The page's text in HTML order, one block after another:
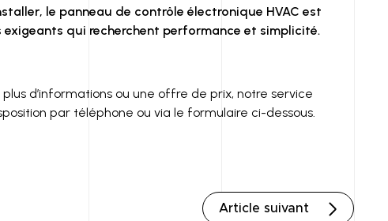
le panneau de contrôle électronique HVAC est
exigeants qui recherchent performance et simplicité.
d’informations ou une offre de prix, notre service
par téléphone ou via le formulaire ci-dessous.
Article suivant